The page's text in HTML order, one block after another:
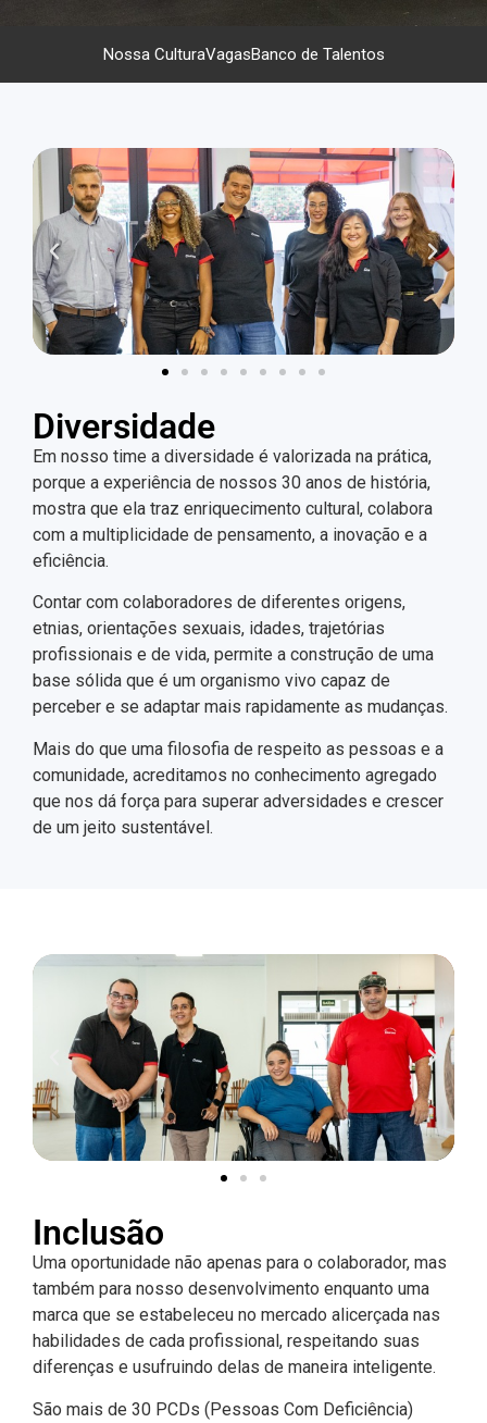
Nossa CulturaVagasBanco de Talentos
Diversidade
Em nosso time a diversidade é valorizada na prática,
porque a experiência de nossos 30 anos de história,
mostra que ela traz enriquecimento cultural, colabora
com a multiplicidade de pensamento, a inovação e a
eficiência.
Contar com colaboradores de diferentes origens,
etnias, orientações sexuais, idades, trajetórias
profissionais e de vida, permite a construção de uma
base sólida que é um organismo vivo capaz de
perceber e se adaptar mais rapidamente as mudanças.
Mais do que uma filosofia de respeito as pessoas e a
comunidade, acreditamos no conhecimento agregado
que nos dá força para superar adversidades e crescer
de um jeito sustentável.
Inclusão
Uma oportunidade não apenas para o colaborador, mas
também para nosso desenvolvimento enquanto uma
marca que se estabeleceu no mercado alicerçada nas
habilidades de cada profissional, respeitando suas
diferenças e usufruindo delas de maneira inteligente.
São mais de 30 PCDs (Pessoas Com Deficiência)